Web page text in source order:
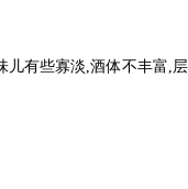
有些寡淡,酒体不丰富,层